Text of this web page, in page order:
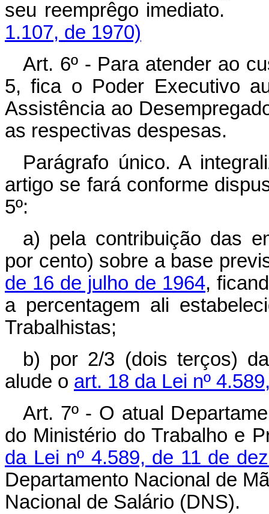
seu reemprêgo
1.107, de 1970)
Art. 6º - Para atender ao
5, fica o Poder Executivo
Assistência ao
as respectivas despesas.
Parágrafo único. A
artigo se fará conforme
5º:
a) pela contribuição das
por cento) sobre a base
de 16 de julho de 1964,
a percentagem ali
Trabalhistas;
b) por 2/3 (dois terços)
alude o art. 18 da Lei nº
Art. 7º - O atual
do Ministério do Trabalho e
da Lei nº 4.589, de 11 de
Departamento Nacional de
Nacional de Salário (DNS).